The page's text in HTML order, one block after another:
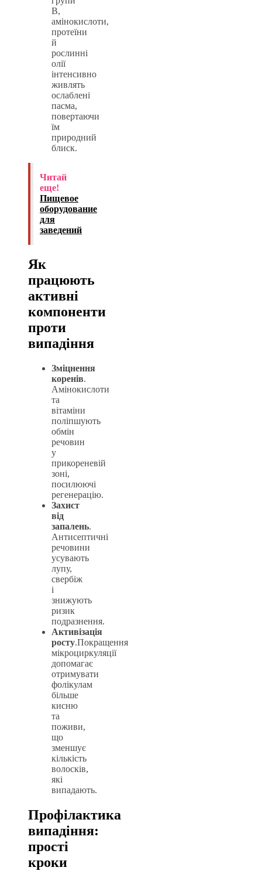
B,
амінокислоти,
протеїни
й
рослинні
олії
інтенсивно
живлять
ослаблені
пасма,
повертаючи
їм
природний
блиск.
Читай
еще!
Пищевое
оборудование
для
заведений
Як
працюють
активні
компоненти
проти
випадіння
Зміцнення
коренів.
Амінокислоти
та
вітаміни
поліпшують
обмін
речовин
у
прикореневій
зоні,
посилюючі
регенерацію.
Захист
від
запалень.
Антисептичні
речовини
усувають
лупу,
свербіж
і
знижують
ризик
подразнення.
Активізація
росту.Покращення
мікроциркуляції
допомагає
отримувати
фолікулам
більше
кисню
та
поживи,
що
зменшує
кількість
волосків,
які
випадають.
Профілактика
випадіння:
прості
кроки